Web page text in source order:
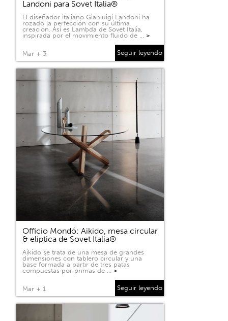
Landoni para Sovet Italia®
El diseñador italiano Gianluigi Landoni ha
rozado la perfección con su última
creación. Así es Lambda de Sovet Italia,
inspirada por el movimiento fluido de … >
Mar + 3 Seguir leyendo
Officio Mondó: Aikido, mesa circular
& elíptica de Sovet Italia®
Aikido se trata de una mesa de grandes
dimensiones con tablero circular y una
base formada a partir de tres patas
compuestas por primas de … >
Mar + 1 Seguir leyendo